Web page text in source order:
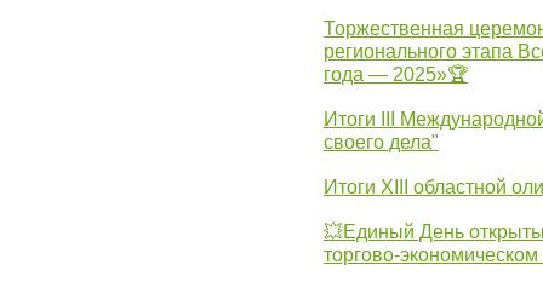
Торжественная
регионального этапа
года — 2025»🏆
Итоги III
своего дела"
Итоги XIII областной
💥Единый День
торгово-